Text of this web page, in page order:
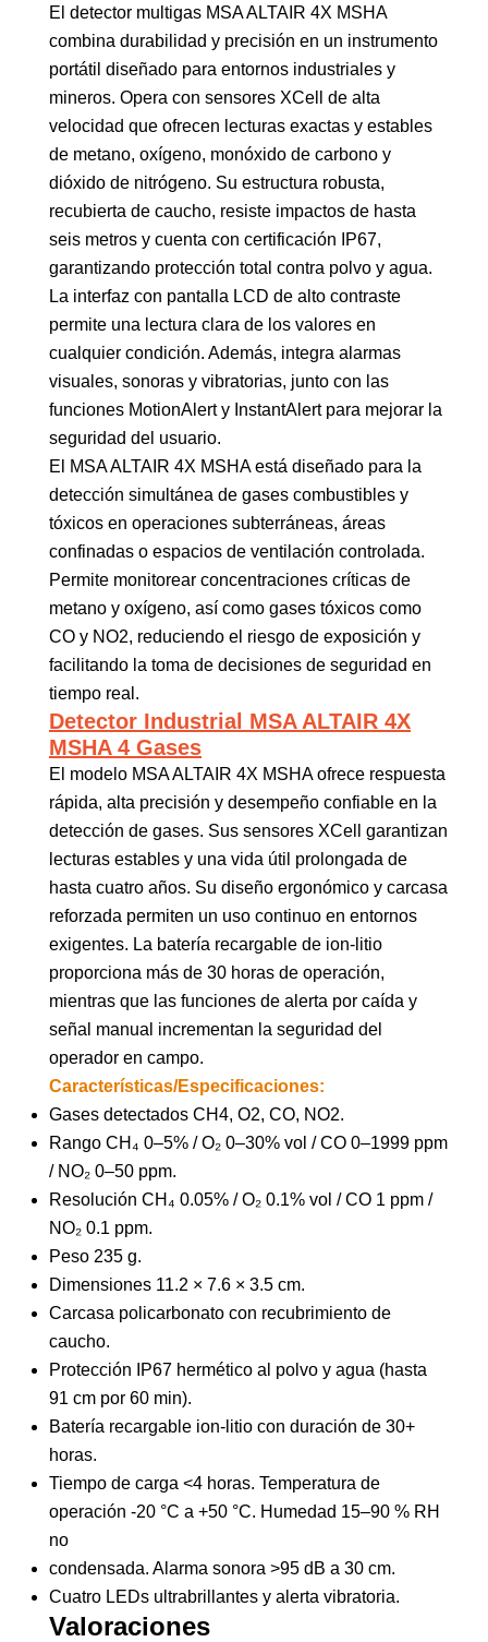
El detector multigas MSA ALTAIR 4X MSHA
combina durabilidad y precisión en un instrumento
portátil diseñado para entornos industriales y
mineros. Opera con sensores XCell de alta
velocidad que ofrecen lecturas exactas y estables
de metano, oxígeno, monóxido de carbono y
dióxido de nitrógeno. Su estructura robusta,
recubierta de caucho, resiste impactos de hasta
seis metros y cuenta con certificación IP67,
garantizando protección total contra polvo y agua.
La interfaz con pantalla LCD de alto contraste
permite una lectura clara de los valores en
cualquier condición. Además, integra alarmas
visuales, sonoras y vibratorias, junto con las
funciones MotionAlert y InstantAlert para mejorar la
seguridad del usuario.
El MSA ALTAIR 4X MSHA está diseñado para la
detección simultánea de gases combustibles y
tóxicos en operaciones subterráneas, áreas
confinadas o espacios de ventilación controlada.
Permite monitorear concentraciones críticas de
metano y oxígeno, así como gases tóxicos como
CO y NO2, reduciendo el riesgo de exposición y
facilitando la toma de decisiones de seguridad en
tiempo real.
Detector Industrial MSA ALTAIR 4X
MSHA 4 Gases
El modelo MSA ALTAIR 4X MSHA ofrece respuesta
rápida, alta precisión y desempeño confiable en la
detección de gases. Sus sensores XCell garantizan
lecturas estables y una vida útil prolongada de
hasta cuatro años. Su diseño ergonómico y carcasa
reforzada permiten un uso continuo en entornos
exigentes. La batería recargable de ion-litio
proporciona más de 30 horas de operación,
mientras que las funciones de alerta por caída y
señal manual incrementan la seguridad del
operador en campo.
Características/Especificaciones:
Gases detectados CH4, O2, CO, NO2.
Rango CH₄ 0–5% / O₂ 0–30% vol / CO 0–1999 ppm
/ NO₂ 0–50 ppm.
Resolución CH₄ 0.05% / O₂ 0.1% vol / CO 1 ppm /
NO₂ 0.1 ppm.
Peso 235 g.
Dimensiones 11.2 × 7.6 × 3.5 cm.
Carcasa policarbonato con recubrimiento de
caucho.
Protección IP67 hermético al polvo y agua (hasta
91 cm por 60 min).
Batería recargable ion-litio con duración de 30+
horas.
Tiempo de carga <4 horas. Temperatura de
operación -20 °C a +50 °C. Humedad 15–90 % RH
no
condensada. Alarma sonora >95 dB a 30 cm.
Cuatro LEDs ultrabrillantes y alerta vibratoria.
Valoraciones